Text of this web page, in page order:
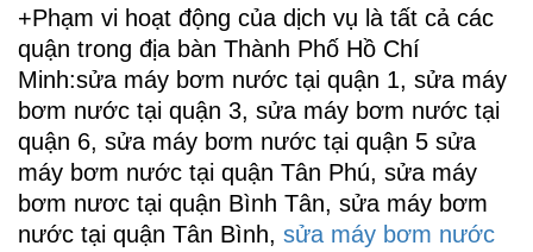
+Phạm vi hoạt động của dịch vụ là tất cả các
quận trong địa bàn Thành Phố Hồ Chí
Minh:sửa máy bơm nước tại quận 1, sửa máy
bơm nước tại quận 3, sửa máy bơm nước tại
quận 6, sửa máy bơm nước tại quận 5 sửa
máy bơm nước tại quận Tân Phú, sửa máy
bơm nươc tại quận Bình Tân, sửa máy bơm
nước tại quận Tân Bình, sửa máy bơm nước